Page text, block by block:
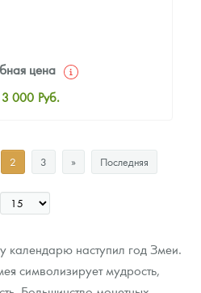
цена
3 000 Руб.
3 300 Руб.
Цена выкупа
Звоните
2 3 » Последняя
календарю наступил год Змеи.
символизирует мудрость,